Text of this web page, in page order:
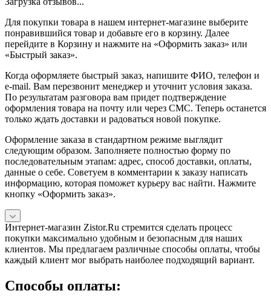
Для покупки товара в нашем интернет-магазине выберите
понравившийся товар и добавьте его в корзину. Далее
перейдите в Корзину и нажмите на «Оформить заказ» или
«Быстрый заказ».
Когда оформляете быстрый заказ, напишите ФИО, телефон и
e-mail. Вам перезвонит менеджер и уточнит условия заказа.
По результатам разговора вам придет подтверждение
оформления товара на почту или через СМС. Теперь останется
только ждать доставки и радоваться новой покупке.
Оформление заказа в стандартном режиме выглядит
следующим образом. Заполняете полностью форму по
последовательным этапам: адрес, способ доставки, оплаты,
данные о себе. Советуем в комментарии к заказу написать
информацию, которая поможет курьеру вас найти. Нажмите
кнопку «Оформить заказ».
Интернет-магазин Zistor.Ru стремится сделать процесс
покупки максимально удобным и безопасным для наших
клиентов. Мы предлагаем различные способы оплаты, чтобы
каждый клиент мог выбрать наиболее подходящий вариант.
Способы оплаты: